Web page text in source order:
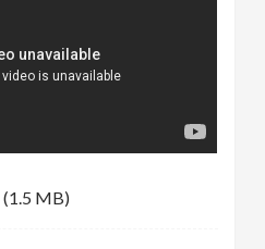
(1.5 MB)